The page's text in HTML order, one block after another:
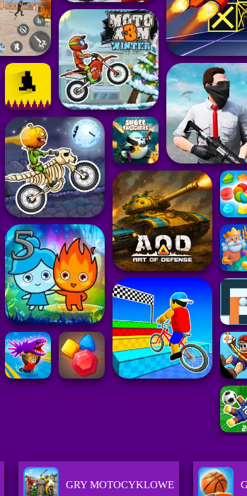
GRY MOTOCYKLOWE